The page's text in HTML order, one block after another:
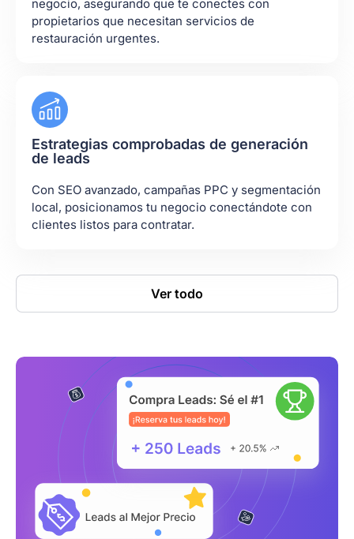
negocio, asegurando que te conectes con
propietarios que necesitan servicios de
restauración urgentes.
Estrategias comprobadas de generación
de leads
Con SEO avanzado, campañas PPC y segmentación
local, posicionamos tu negocio conectándote con
clientes listos para contratar.
Ver todo